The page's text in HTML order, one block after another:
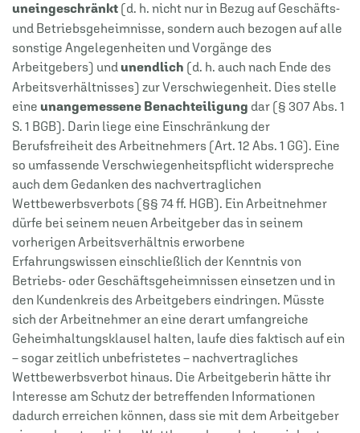
uneingeschränkt (d. h. nicht nur in Bezug auf Geschäfts-
und Betriebsgeheimnisse, sondern auch bezogen auf alle
sonstige Angelegenheiten und Vorgänge des
Arbeitgebers) und unendlich (d. h. auch nach Ende des
Arbeitsverhältnisses) zur Verschwiegenheit. Dies stelle
eine unangemessene Benachteiligung dar (§ 307 Abs. 1
S. 1 BGB). Darin liege eine Einschränkung der
Berufsfreiheit des Arbeitnehmers (Art. 12 Abs. 1 GG). Eine
so umfassende Verschwiegenheitspflicht widerspreche
auch dem Gedanken des nachvertraglichen
Wettbewerbsverbots (§§ 74 ff. HGB). Ein Arbeitnehmer
dürfe bei seinem neuen Arbeitgeber das in seinem
vorherigen Arbeitsverhältnis erworbene
Erfahrungswissen einschließlich der Kenntnis von
Betriebs- oder Geschäftsgeheimnissen einsetzen und in
den Kundenkreis des Arbeitgebers eindringen. Müsste
sich der Arbeitnehmer an eine derart umfangreiche
Geheimhaltungsklausel halten, laufe dies faktisch auf ein
– sogar zeitlich unbefristetes – nachvertragliches
Wettbewerbsverbot hinaus. Die Arbeitgeberin hätte ihr
Interesse am Schutz der betreffenden Informationen
dadurch erreichen können, dass sie mit dem Arbeitgeber